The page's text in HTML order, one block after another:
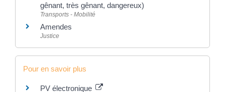
gênant, très gênant, dangereux)
Transports - Mobilité
Amendes
Justice
Pour en savoir plus
PV électronique